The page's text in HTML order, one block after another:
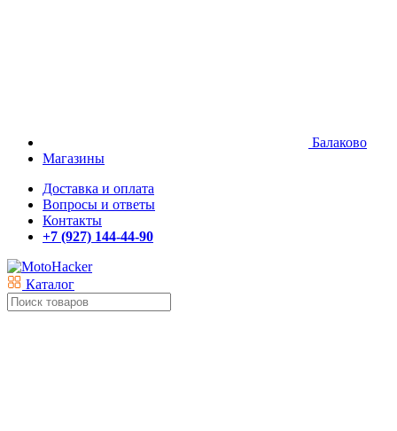
Балаково
Магазины
Доставка и оплата
Вопросы и ответы
Контакты
+7 (927) 144-44-90
Каталог